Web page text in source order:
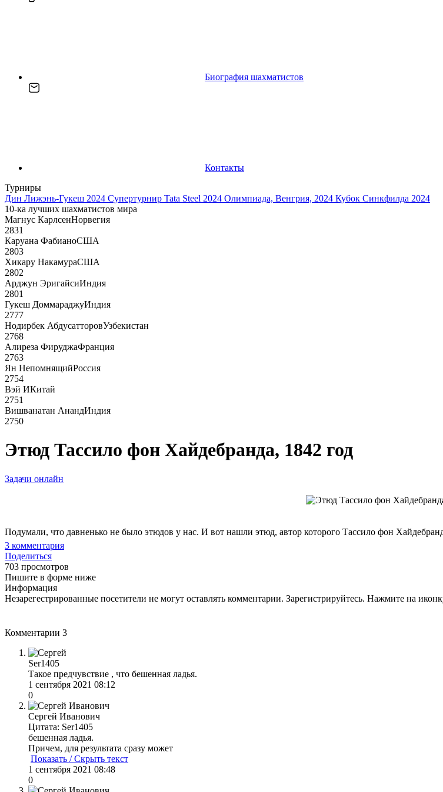
Биография шахматистов
Контакты
Турниры
Дин Лижэнь-Гукеш 2024 Супертурнир Tata Steel 2024 Олимпиада, Венгрия, 2024 Кубок Синкфилда 2024
10-ка лучших шахматистов мира
Магнус КарлсенНорвегия
2831
Каруана ФабианоСША
2803
Хикару НакамураСША
2802
Арджун ЭригайсиИндия
2801
Гукеш ДоммараджуИндия
2777
Нодирбек АбдусатторовУзбекистан
2768
Алиреза ФируджаФранция
2763
Ян НепомнящийРоссия
2754
Вэй ИКитай
2751
Вишванатан АнандИндия
2750
Этюд Тассило фон Хайдебранда, 1842 год
Задачи онлайн
Подумали, что давненько не было этюдов у нас. И вот нашли этюд, автор которого Тассило фон
3 комментария
Поделиться
703 просмотров
Пишите в форме ниже
Информация
Незарегестрированные посетители не могут оставлять комментарии. Зарегистрируйтесь. Нажмите на
Комментарии 3
Ser1405
Такое предчувствие , что бешенная ладья.
1 сентября 2021 08:12
0
Сергей Иванович
Цитата: Ser1405
бешенная ладья.
Причем, для результата сразу может
Показать / Скрыть текст
1 сентября 2021 08:48
0